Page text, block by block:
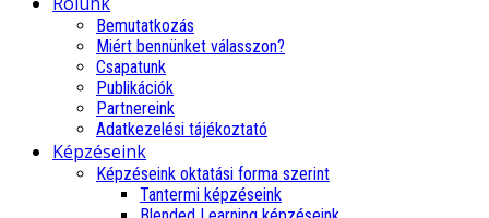
Bemutatkozás
Miért bennünket válasszon?
Csapatunk
Publikációk
Partnereink
Adatkezelési tájékoztató
Képzéseink
Képzéseink oktatási forma szerint
Tantermi képzéseink